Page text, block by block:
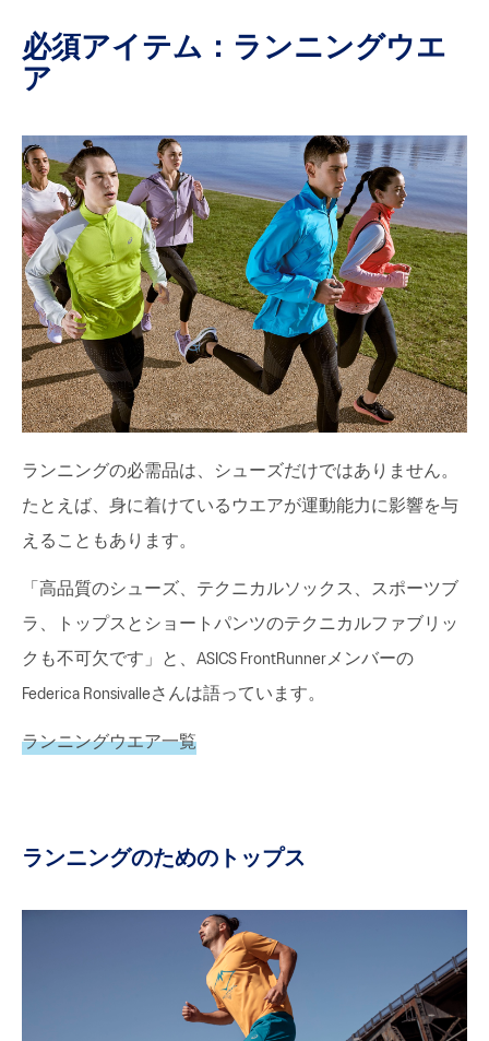
必須アイテム：ランニングウエ
ア
ランニングの必需品は、シューズだけではありません。
たとえば、身に着けているウエアが運動能力に影響を与
えることもあります。
「高品質のシューズ、テクニカルソックス、スポーツブ
ラ、トップスとショートパンツのテクニカルファブリッ
クも不可欠です」と、ASICS FrontRunnerメンバーの
Federica Ronsivalleさんは語っています。
ランニングウエア一覧
ランニングのためのトップス